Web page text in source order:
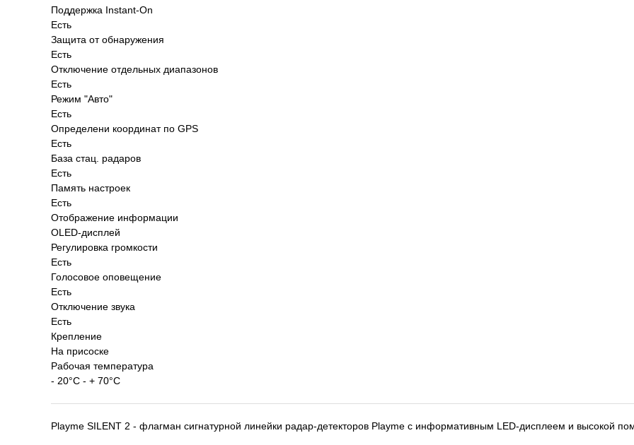
Поддержка Instant-On
Есть
Защита от обнаружения
Есть
Отключение отдельных диапазонов
Есть
Режим "Авто"
Есть
Определени координат по GPS
Есть
База стац. радаров
Есть
Память настроек
Есть
Отображение информации
OLED-дисплей
Регулировка громкости
Есть
Голосовое оповещение
Есть
Отключение звука
Есть
Крепление
На присоске
Рабочая температура
- 20°С - + 70°С
Playme SILENT 2 - флагман сигнатурной линейки радар-детекторов Playme с информативным LED-дисплеем и высокой